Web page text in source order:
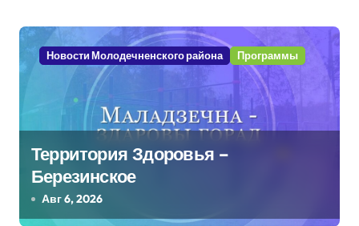
и
с
м
Новости Молодечненского района Программы
Территория Здоровья –
Березинское
Авг 6, 2026